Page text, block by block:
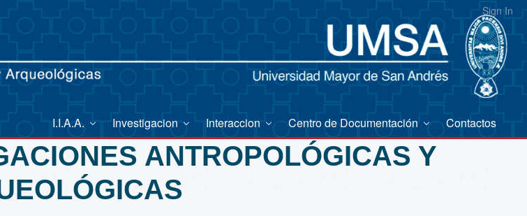
Sign In
I.I.A.A. Investigacion Interaccion Centro de Documentación Contactos
ANTROPOLÓGICAS Y